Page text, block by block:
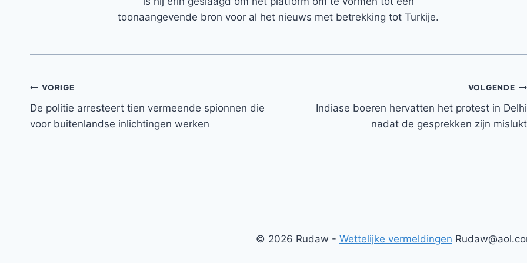
toonaangevende bron voor al het nieuws met betrekking tot Turkije.
Bericht
navigatie
VORIGE
De politie arresteert tien vermeende spionnen die
voor buitenlandse inlichtingen werken
VOLGENDE
Indiase boeren hervatten het protest in Delhi
nadat de gesprekken zijn mislukt
© 2026 Rudaw - Wettelijke vermeldingen